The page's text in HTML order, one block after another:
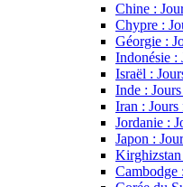
Chine :
Chypre :
Géorgie :
Indonésie :
Israël :
Inde :
Iran : Jours
Jordanie :
Japon :
Kirghizstan
Cambodge